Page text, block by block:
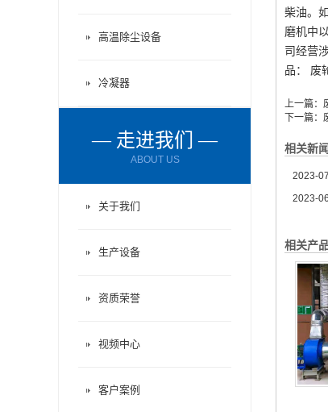
柴油。
磨机中
司经营
品： 废
上一篇：
下一篇：
相关新闻
2023-
2023-
相关产
高温除尘设备
冷凝器
— 走进我们 —
ABOUT US
关于我们
生产设备
资质荣誉
视频中心
客户案例